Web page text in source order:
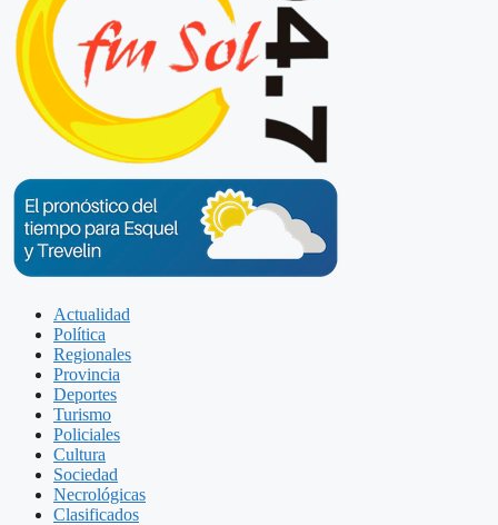
Actualidad
Política
Regionales
Provincia
Deportes
Turismo
Policiales
Cultura
Sociedad
Necrológicas
Clasificados